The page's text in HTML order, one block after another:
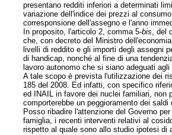
presentano redditi inferiori a determinati
variazione dell'indice dei prezzi al
corresponsione dell'assegno e l'anno
In proposito, l'articolo 2, comma 5-bis, del
che, con decreto del Ministro
livelli di reddito e gli importi degli assegni
di handicap, nonché al fine di una
lavoro autonomo che si siano adeguati
A tale scopo è prevista l'utilizzazione dei
185 del 2008. Ed infatti, con specifico
ed INAIL in favore dei nuclei familiari, non
comporterebbe un peggioramento dei saldi
Posso ribadire l'attenzione del Governo
famiglia, i recenti interventi relativi al
rispetto al quale sono allo studio ipotesi di